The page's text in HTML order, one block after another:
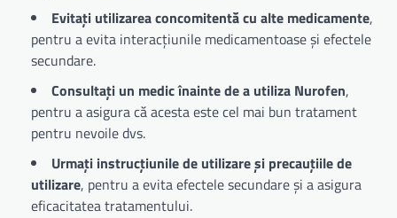
Evitați utilizarea concomitentă cu alte medicamente,
pentru a evita interacțiunile medicamentoase și efectele
secundare.
Consultați un medic înainte de a utiliza Nurofen,
pentru a asigura că acesta este cel mai bun tratament
pentru nevoile dvs.
Urmați instrucțiunile de utilizare și precauțiile de
utilizare, pentru a evita efectele secundare și a asigura
eficacitatea tratamentului.